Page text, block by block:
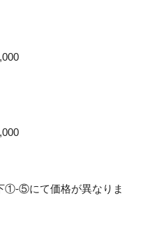
①-⑤にて価格が異なりま